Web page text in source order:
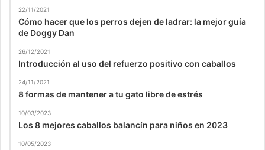
22/11/2021
Cómo hacer que los perros dejen de ladrar: la mejor guía
de Doggy Dan
26/12/2021
Introducción al uso del refuerzo positivo con caballos
24/11/2021
8 formas de mantener a tu gato libre de estrés
10/03/2023
Los 8 mejores caballos balancín para niños en 2023
10/05/2023